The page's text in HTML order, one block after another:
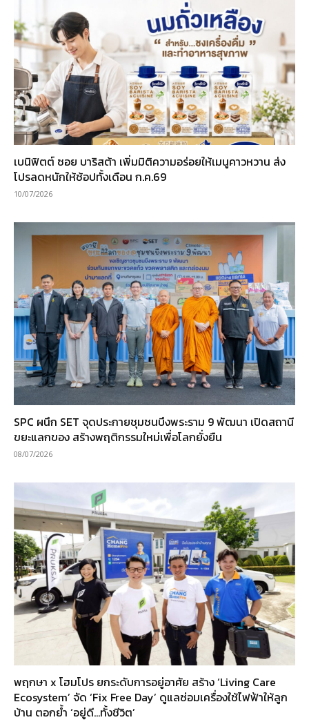
เบนิฟิตต์ ซอย บาริสต้า เพิ่มมิติความอร่อยให้เมนูคาวหวาน ส่ง
โปรลดหนักให้ช้อปทั้งเดือน ก.ค.69
10/07/2026
SPC ผนึก SET จุดประกายชุมชนบึงพระราม 9 พัฒนา เปิดสถานี
ขยะแลกของ สร้างพฤติกรรมใหม่เพื่อโลกยั่งยืน
08/07/2026
พฤกษา x โฮมโปร ยกระดับการอยู่อาศัย สร้าง ‘Living Care
Ecosystem’ จัด ‘Fix Free Day’ ดูแลซ่อมเครื่องใช้ไฟฟ้าให้ลูก
บ้าน ตอกย้ำ ‘อยู่ดี…ทั้งชีวิต’